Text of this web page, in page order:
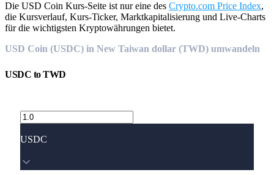
Die USD Coin Kurs-Seite ist nur eine des Crypto.com Price Index,
die Kursverlauf, Kurs-Ticker, Marktkapitalisierung und Live-Charts
für die wichtigsten Kryptowährungen bietet.
USD Coin (USDC) in New Taiwan dollar (TWD) umwandeln
USDC toTWD
USDC